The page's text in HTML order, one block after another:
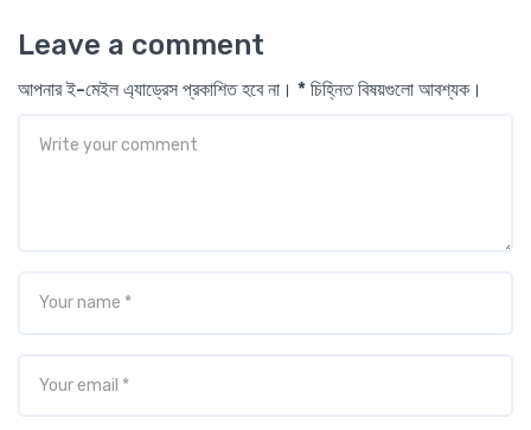
Leave a comment
আপনার ই-মেইল এ্যাড্রেস প্রকাশিত হবে না। * চিহ্নিত বিষয়গুলো আবশ্যক।